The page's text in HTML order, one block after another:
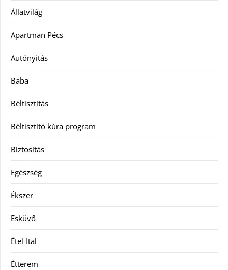
Állatvilág
Apartman Pécs
Autónyitás
Baba
Béltisztítás
Béltisztító kúra program
Biztosítás
Egészség
Ékszer
Esküvő
Étel-Ital
Étterem